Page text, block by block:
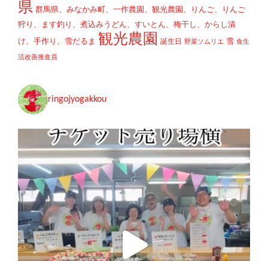
県 群馬県、みなかみ町、一作農園、観光農園、りんご、りんご
狩り、ます釣り、煮込みうどん、すいとん、梅干し、からし漬
け、手作り、雪だるま 観光農園 誕生日 野菜ソムリエ 雪 食生
活改善推進員
ringojyogakkou